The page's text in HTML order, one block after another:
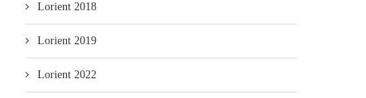
Lorient 2018
Lorient 2019
Lorient 2022